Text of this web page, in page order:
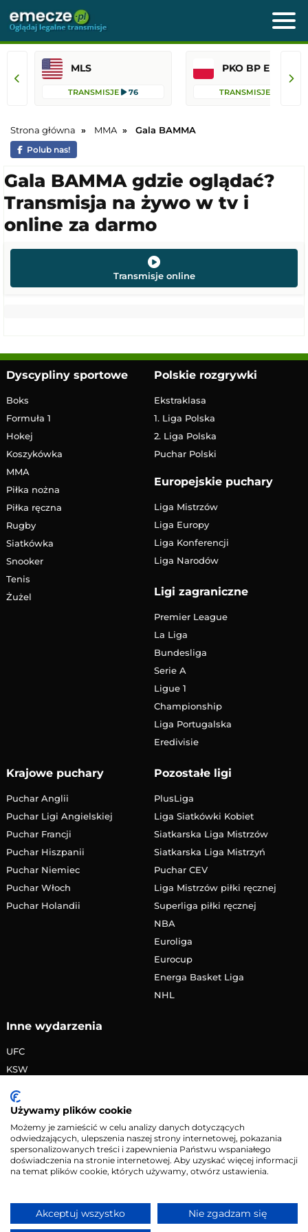
MLS
TRANSMISJE 76 TRANSMISJE
Strona główna MMA Gala BAMMA
Polub nas!
Gala BAMMA gdzie oglądać?
Transmisja na żywo w tv i
online za darmo
Transmisje online
Dyscypliny sportowe
Boks
Formuła 1
Hokej
Koszykówka
MMA
Piłka nożna
Piłka ręczna
Rugby
Siatkówka
Snooker
Tenis
Żużel
Polskie rozgrywki
Ekstraklasa
1. Liga Polska
2. Liga Polska
Puchar Polski
Europejskie puchary
Liga Mistrzów
Liga Europy
Liga Konferencji
Liga Narodów
Ligi zagraniczne
Premier League
La Liga
Bundesliga
Serie A
Ligue 1
Championship
Liga Portugalska
Eredivisie
Krajowe puchary
Puchar Anglii
Puchar Ligi Angielskiej
Puchar Francji
Puchar Hiszpanii
Puchar Niemiec
Puchar Włoch
Puchar Holandii
Pozostałe ligi
PlusLiga
Liga Siatkówki Kobiet
Siatkarska Liga Mistrzów
Siatkarska Liga Mistrzyń
Puchar CEV
Liga Mistrzów piłki ręcznej
Superliga piłki ręcznej
NBA
Euroliga
Eurocup
Energa Basket Liga
NHL
Inne wydarzenia
UFC
KSW
PRIME MMA
Żużlowa Ekstraliga
Speedway Grand Prix
Skoki narciarskie
Kontakt•Reklama• Polityka prywatności
Używamy plików cookie
Możemy je zamieścić w celu analizy danych dotyczących
odwiedzających, ulepszenia naszej strony internetowej, pokazania
spersonalizowanych treści i zapewnienia Państwu wspaniałego
doświadczenia na stronie internetowej. Aby uzyskać więcej informacji
na temat plików cookie, których używamy, otwórz ustawienia.
Akceptuj wszystko Nie zgadzam się